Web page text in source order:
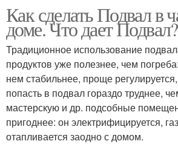
Как сделать Подвал в
доме. Что дает Подвал?
Традиционное использование
продуктов уже полезнее, чем
нем стабильнее, проще
попасть в подвал гораздо труднее,
мастерскую и др. подсобные
пригоднее: он электрифицируется,
отапливается заодно с домом.